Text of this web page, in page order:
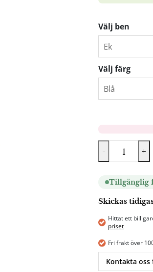
Välj ben
Välj färg
- +
Tillgänglig
Skickas
Hittat ett
priset
Fri frakt över
Kontakta